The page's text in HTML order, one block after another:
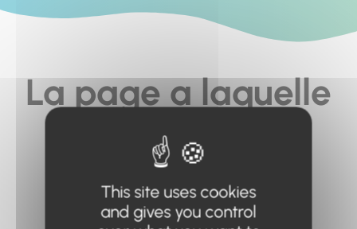
La page a laquelle
vous cherchez à
accéder n'existe
pas... ou plus.
This site uses cookies
and gives you control